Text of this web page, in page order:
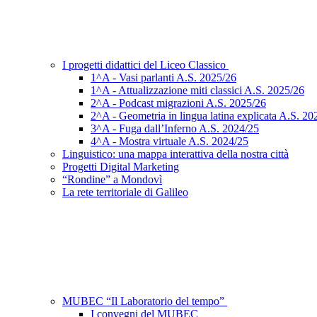
I progetti didattici del Liceo Classico
1^A - Vasi parlanti A.S. 2025/26
1^A - Attualizzazione miti classici A.S. 2025/26
2^A - Podcast migrazioni A.S. 2025/26
2^A - Geometria in lingua latina explicata A.S.
3^A - Fuga dall’Inferno A.S. 2024/25
4^A - Mostra virtuale A.S. 2024/25
Linguistico: una mappa interattiva della nostra città
Progetti Digital Marketing
“Rondine” a Mondovì
La rete territoriale di Galileo
MUBEC “Il Laboratorio del tempo”
I convegni del MUBEC